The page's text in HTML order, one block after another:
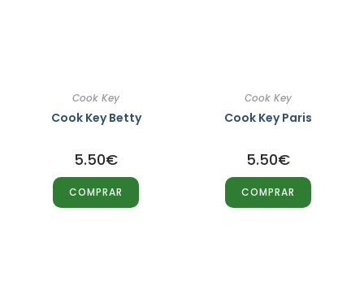
Cook Key
Cook Key Betty
5.50€
COMPRAR
Cook Key
Cook Key Paris
5.50€
COMPRAR